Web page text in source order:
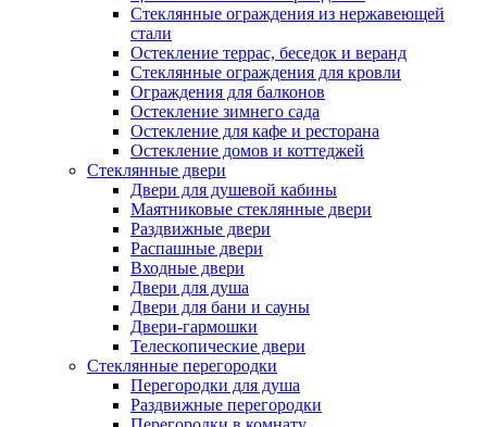
Стеклянные ограждения из нержавеющей
стали
Остекление террас, беседок и веранд
Стеклянные ограждения для кровли
Ограждения для балконов
Остекление зимнего сада
Остекление для кафе и ресторана
Остекление домов и коттеджей
Стеклянные двери
Двери для душевой кабины
Маятниковые стеклянные двери
Раздвижные двери
Распашные двери
Входные двери
Двери для душа
Двери для бани и сауны
Двери-гармошки
Телескопические двери
Стеклянные перегородки
Перегородки для душа
Раздвижные перегородки